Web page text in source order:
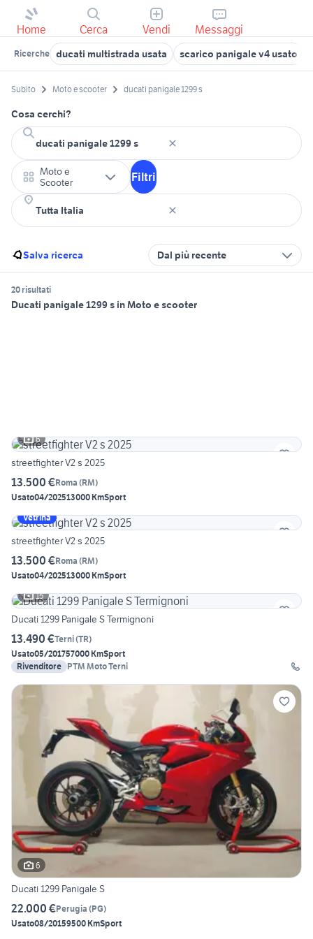
Home Cerca Vendi Messaggi
Ricerche ducati multistrada usata scarico panigale v4 usato
Subito Moto e scooter ducati panigale 1299 s
Cosa cerchi?
Moto e
Scooter
Filtri
Salva ricerca Dal più recente
20 risultati
Ducati panigale 1299 s in Moto e scooter
6
streetfighter V2 s 2025
13.500 €Roma (RM)
Usato04/202513000 KmSport
Vetrina
streetfighter V2 s 2025
13.500 €Roma (RM)
Usato04/202513000 KmSport
15
Ducati 1299 Panigale S Termignoni
13.490 €Terni(TR)
Usato05/201757000 KmSport
Rivenditore PTM Moto Terni
6
Ducati 1299 Panigale S
22.000 €Perugia (PG)
Usato08/20159500 KmSport